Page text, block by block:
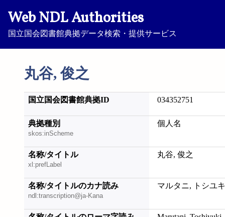
Web NDL Authorities
国立国会図書館典拠データ検索・提供サービス
丸谷, 俊之
国立国会図書館典拠ID 034352751
典拠種別
skos:inScheme
個人名
名称/タイトル
xl:prefLabel
丸谷, 俊之
名称/タイトルのカナ読み
ndl:transcription@ja-Kana
マルタニ, トシユキ